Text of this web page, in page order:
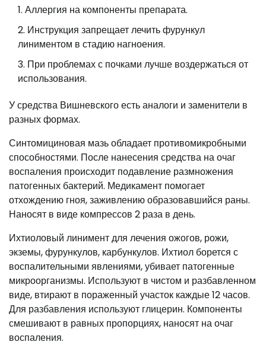
Аллергия на компоненты препарата.
Инструкция запрещает лечить фурункул
линиментом в стадию нагноения.
При проблемах с почками лучше воздержаться от
использования.
У средства Вишневского есть аналоги и заменители в
разных формах.
Синтомициновая мазь обладает противомикробными
способностями. После нанесения средства на очаг
воспаления происходит подавление размножения
патогенных бактерий. Медикамент помогает
отхождению гноя, заживлению образовавшийся раны.
Наносят в виде компрессов 2 раза в день.
Ихтиоловый линимент для лечения ожогов, рожи,
экземы, фурункулов, карбункулов. Ихтиол борется с
воспалительными явлениями, убивает патогенные
микроорганизмы. Используют в чистом и разбавленном
виде, втирают в пораженный участок каждые 12 часов.
Для разбавления используют глицерин. Компоненты
смешивают в равных пропорциях, наносят на очаг
воспаления.